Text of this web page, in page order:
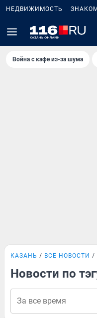
НЕДВИЖИМОСТЬ
Война с кафе из-за шума
КАЗАНЬ ВСЕ НОВОСТИ
Новости по